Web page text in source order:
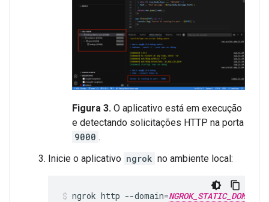
Figura 3. O aplicativo está em execução
e detectando solicitações HTTP na porta
9000 .
Inicie o aplicativo ngrok no ambiente local:
ngrok http --domain=NGROK_STATIC_DOMAIN